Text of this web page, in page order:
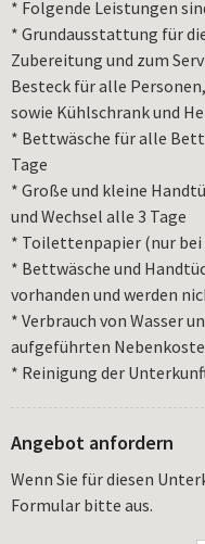
* Folgende Leistungen
* Grundausstattung für
Zubereitung und zum
Besteck für alle
sowie Kühlschrank und
* Bettwäsche für alle
Tage
* Große und kleine
und Wechsel alle 3 Tage
* Toilettenpapier (nur bei
* Bettwäsche und
vorhanden und werden
* Verbrauch von Wasser
aufgeführten
* Reinigung der
Angebot anfordern
Wenn Sie für diesen
Formular bitte aus.